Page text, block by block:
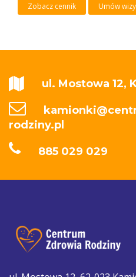
Zobacz cennik Umów
ul. Mostowa 12,
rodziny.pl
885 029 029